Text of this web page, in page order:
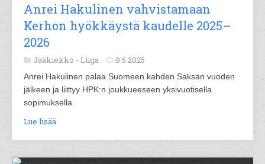
Anrei Hakulinen vahvistamaan
Kerhon hyökkäystä kaudelle 2025–
2026
Jääkiekko - Liiga 9.5.2025
Anrei Hakulinen palaa Suomeen kahden Saksan vuoden
jälkeen ja liittyy HPK:n joukkueeseen yksivuotisella
sopimuksella.
Lue lisää